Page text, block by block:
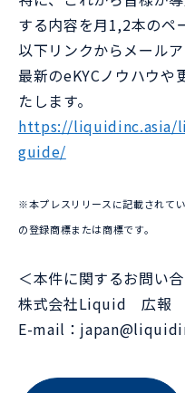
する内容を月1,2本のペ
以下リンクからメール
最新のeKYCノウハウや
たします。
https://liquidinc.asia/
guide/
※本プレスリリースに記載されて
の登録商標または商標です。
＜本件に関するお問い
株式会社Liquid 広報
E-mail：